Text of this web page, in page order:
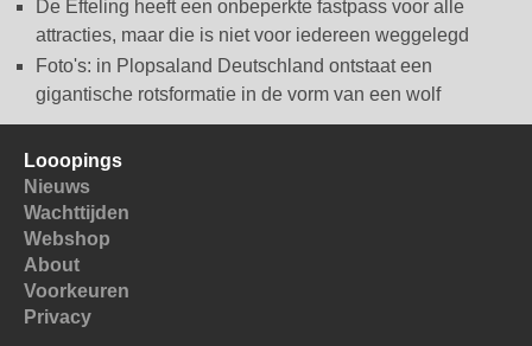
De Efteling heeft een onbeperkte fastpass voor alle
attracties, maar die is niet voor iedereen weggelegd
Foto's: in Plopsaland Deutschland ontstaat een
gigantische rotsformatie in de vorm van een wolf
Looopings
Nieuws
Wachttijden
Webshop
About
Voorkeuren
Privacy